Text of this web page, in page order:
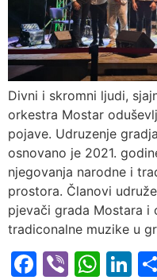
Divni i skromni ljudi,
orkestra Mostar
pojave. Udruzenje
osnovano je 2021.
njegovanja narodne i
prostora. Članovi
pjevači grada Mostara i
tradiconalne muzike u
Facebook
Viber